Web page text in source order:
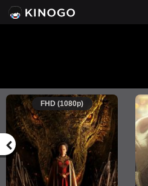
FHD (1080p)